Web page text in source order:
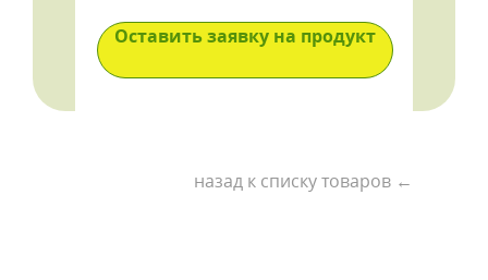
Оставить заявку на продукт
назад к списку товаров ←